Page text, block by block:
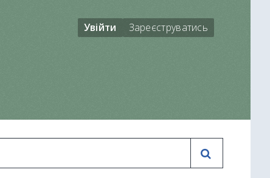
Увійти Зареєструватись